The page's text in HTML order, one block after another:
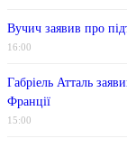
Вучич заявив про
16:00
Габріель Атталь
Франції
15:00